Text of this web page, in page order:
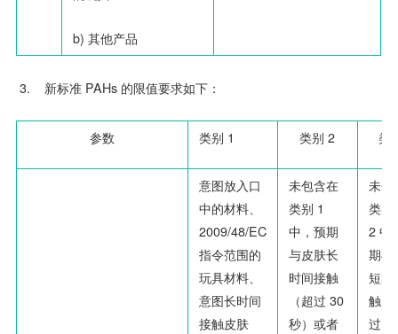
b) 其他产品
3. 新标准 PAHs的限值要求如下：
参数 类别 1 类别 2 类
意图放入口
中的材料、
2009/48/EC
指令范围的
玩具材料、
意图长时间
接触皮肤
未包含在
类别 1
中，预期
与皮肤长
时间接触
（超过 30
秒）或者
未包
类别
2 中
期与
短时
触（
过